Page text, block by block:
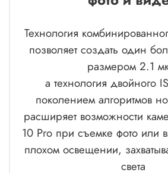
Технология
позволяет создать один
размером 2.1
а технология двойного
поколением алгоритмов
расширяет возможности
10 Pro при съемке фото или
плохом освещении,
света